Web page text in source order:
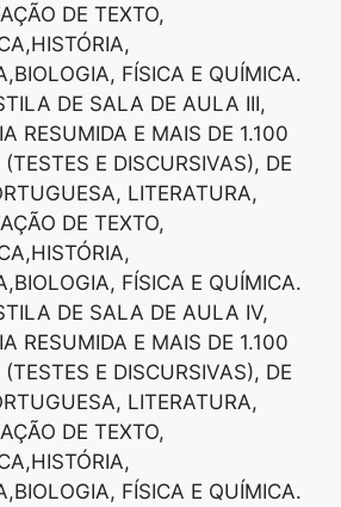
DE TEXTO,
FÍSICA E QUÍMICA.
DE SALA DE AULA III,
RESUMIDA E MAIS DE 1.100
(TESTES E DISCURSIVAS), DE
LITERATURA,
DE TEXTO,
FÍSICA E QUÍMICA.
DE SALA DE AULA IV,
RESUMIDA E MAIS DE 1.100
(TESTES E DISCURSIVAS), DE
LITERATURA,
DE TEXTO,
FÍSICA E QUÍMICA.